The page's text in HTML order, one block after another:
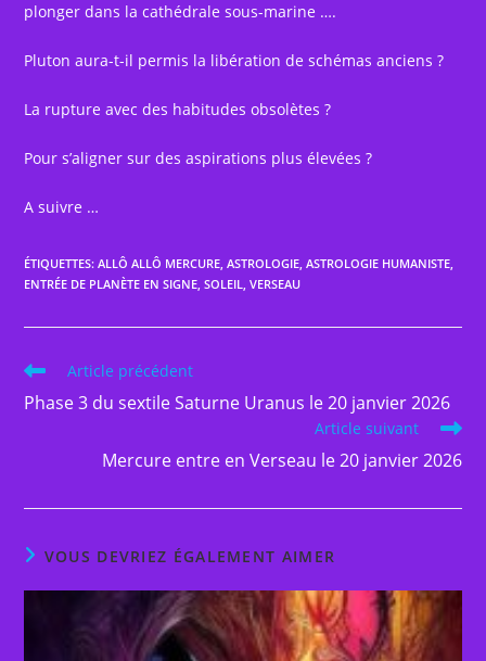
plonger dans la cathédrale sous-marine ….
Pluton aura-t-il permis la libération de schémas anciens ?
La rupture avec des habitudes obsolètes ?
Pour s’aligner sur des aspirations plus élevées ?
A suivre …
ÉTIQUETTES:ALLÔ ALLÔ MERCURE, ASTROLOGIE, ASTROLOGIE HUMANISTE,
ENTRÉE DE PLANÈTE EN SIGNE, SOLEIL, VERSEAU
Read
more
articles
Article précédent
Phase 3 du sextile Saturne Uranus le 20 janvier 2026
Article suivant
Mercure entre en Verseau le 20 janvier 2026
VOUS DEVRIEZ ÉGALEMENT AIMER